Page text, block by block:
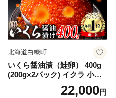
北海道白糠町
いくら醤油漬（鮭卵） 400g
(200g×2パック) イクラ 小分
け いくら醤油漬 鮭いくら い
くら醤油漬け 鮭 鮭卵 ikura
22,000円